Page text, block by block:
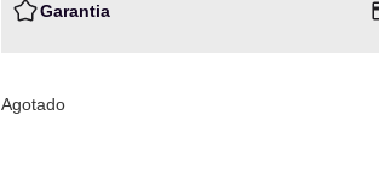
Garantia
Agotado